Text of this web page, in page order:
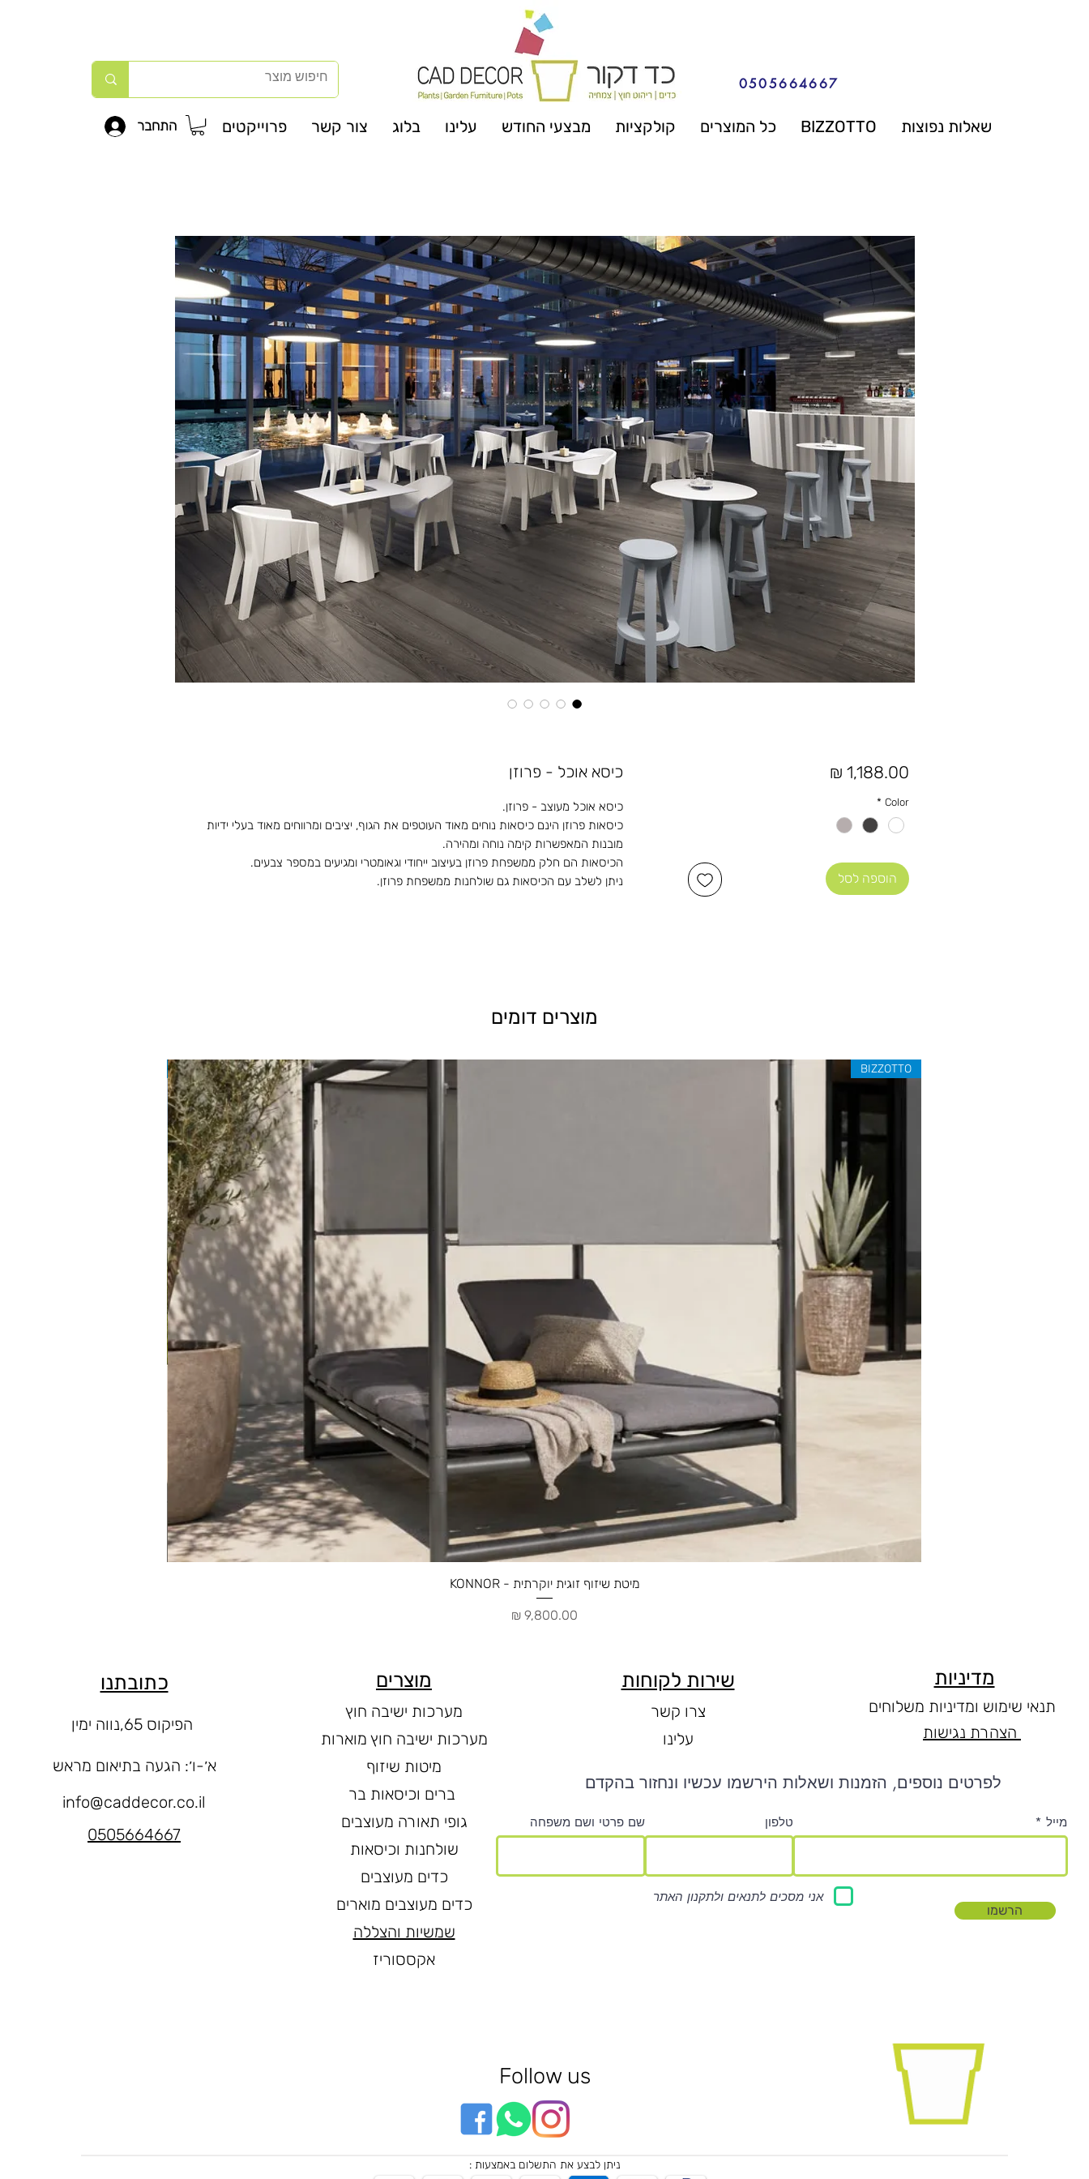
0505664667
התחבר שאלות נפוצות BIZZOTTO כל המוצרים קולקציות מבצעי החודש עלינו בלוג צור קשר פרוייקטים
כיסא אוכל - פרוזן
כיסא אוכל מעוצב - פרוזן.
כיסאות פרוזן הינם כיסאות נוחים מאוד העוטפים את הגוף, יציבים ומרווחים מאוד בעלי ידיות
מובנות המאפשרות קימה נוחה ומהירה.
הכיסאות הם חלק ממשפחת פרוזן בעיצוב ייחודי וגאומטרי ומגיעים במספר צבעים.
ניתן לשלב עם הכיסאות גם שולחנות ממשפחת פרוזן.
Color
*
הוספה לסל
מוצרים דומים
תצוגה מהירה
BIZZOTTO
מיטת שיזוף זוגית יוקרתית - KONNOR
מחיר
כתובתנו
א׳-ו׳: הגעה בתיאום מראש
info@caddecor.co.il
0505664667
מוצרים
מערכות ישיבה חוץ
מערכות ישיבה חוץ מוארות
מיטות שיזוף
ברים וכיסאות בר
גופי תאורה מעוצבים
שולחנות וכיסאות
כדים מעוצבים
כדים מעוצבים מוארים
שמשיות והצללה
אקססוריז
שירות לקוחות
צרו קשר
עלינו
לפרטים נוספים, הזמנות ושאלות הירשמו עכשיו ונחזור בהקדם
שם פרטי ושם משפחה טלפון מייל
אני מסכים לתנאים ולתקנון האתר
הרשמו
מדיניות
תנאי שימוש ומדיניות משלוחים
Follow us
ניתן לבצע את התשלום באמצעות :